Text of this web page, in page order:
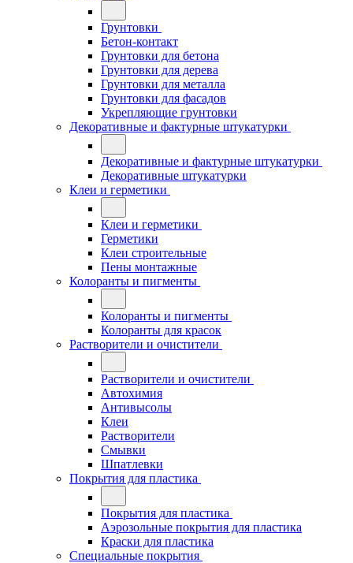
Грунтовки
Бетон-контакт
Грунтовки для бетона
Грунтовки для дерева
Грунтовки для металла
Грунтовки для фасадов
Укрепляющие грунтовки
Декоративные и фактурные штукатурки
Декоративные и фактурные штукатурки
Декоративные штукатурки
Клеи и герметики
Клеи и герметики
Герметики
Клеи строительные
Пены монтажные
Колоранты и пигменты
Колоранты и пигменты
Колоранты для красок
Растворители и очистители
Растворители и очистители
Автохимия
Антивысолы
Клеи
Растворители
Смывки
Шпатлевки
Покрытия для пластика
Покрытия для пластика
Аэрозольные покрытия для пластика
Краски для пластика
Специальные покрытия